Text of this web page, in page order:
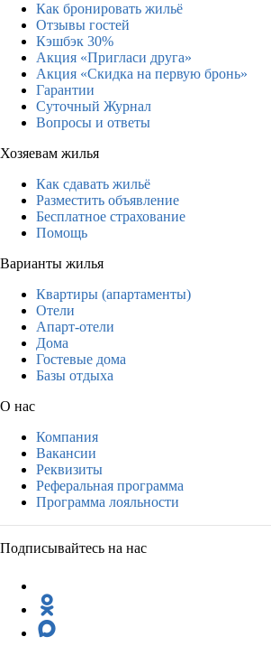
Как бронировать жильё
Отзывы гостей
Кэшбэк 30%
Акция «Пригласи друга»
Акция «Скидка на первую бронь»
Гарантии
Суточный Журнал
Вопросы и ответы
Хозяевам жилья
Как сдавать жильё
Разместить объявление
Бесплатное страхование
Помощь
Варианты жилья
Квартиры (апартаменты)
Отели
Апарт-отели
Дома
Гостевые дома
Базы отдыха
О нас
Компания
Вакансии
Реквизиты
Реферальная программа
Программа лояльности
Подписывайтесь на нас